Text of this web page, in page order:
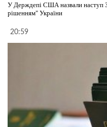
У Держдепі США назвали наступ
рішенням" України
20:59